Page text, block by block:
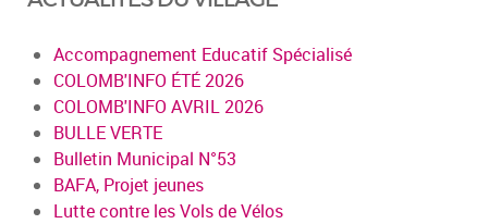
Accompagnement Educatif Spécialisé
COLOMB'INFO ÉTÉ 2026
COLOMB'INFO AVRIL 2026
BULLE VERTE
Bulletin Municipal N°53
BAFA, Projet jeunes
Lutte contre les Vols de Vélos